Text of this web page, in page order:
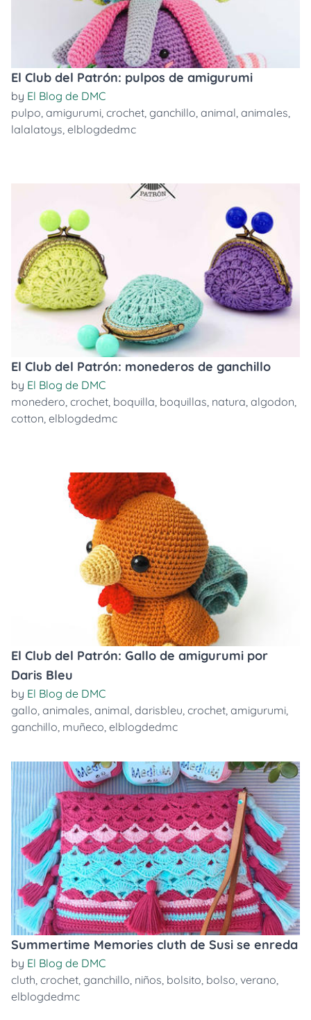
El Club del Patrón: pulpos de amigurumi
by El Blog de DMC
pulpo, amigurumi, crochet, ganchillo, animal, animales,
lalalatoys, elblogdedmc
El Club del Patrón: monederos de ganchillo
by El Blog de DMC
monedero, crochet, boquilla, boquillas, natura, algodon,
cotton, elblogdedmc
El Club del Patrón: Gallo de amigurumi por
Daris Bleu
by El Blog de DMC
gallo, animales, animal, darisbleu, crochet, amigurumi,
ganchillo, muñeco, elblogdedmc
Summertime Memories cluth de Susi se enreda
by El Blog de DMC
cluth, crochet, ganchillo, niños, bolsito, bolso, verano,
elblogdedmc